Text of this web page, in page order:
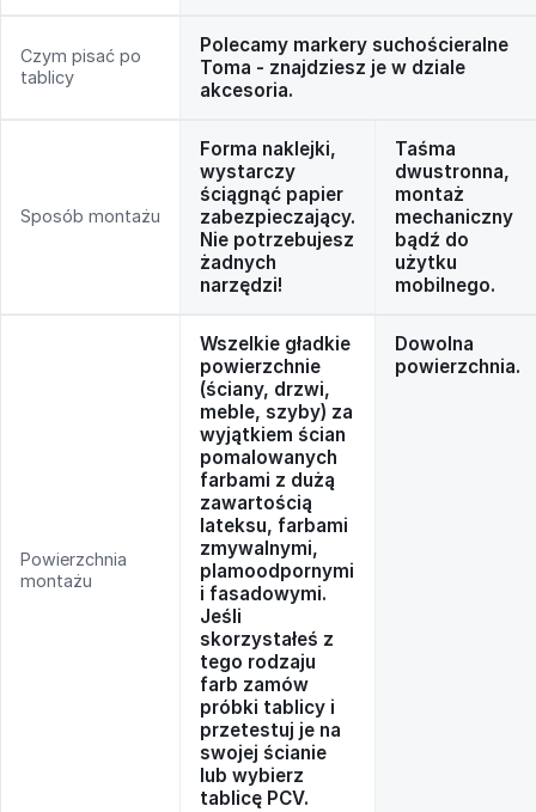
Czym pisać po
tablicy
Polecamy markery suchościeralne
Toma - znajdziesz je w dziale
akcesoria.
Sposób montażu
Forma naklejki,
wystarczy
ściągnąć papier
zabezpieczający.
Nie potrzebujesz
żadnych
narzędzi!
Taśma
dwustronna,
montaż
mechaniczny
bądź do
użytku
mobilnego.
Powierzchnia
montażu
Wszelkie gładkie
powierzchnie
(ściany, drzwi,
meble, szyby) za
wyjątkiem ścian
pomalowanych
farbami z dużą
zawartością
lateksu, farbami
zmywalnymi,
plamoodpornymi
i fasadowymi.
Jeśli
skorzystałeś z
tego rodzaju
farb zamów
próbki tablicy i
przetestuj je na
swojej ścianie
lub wybierz
tablicę PCV.
Dowolna
powierzchnia.